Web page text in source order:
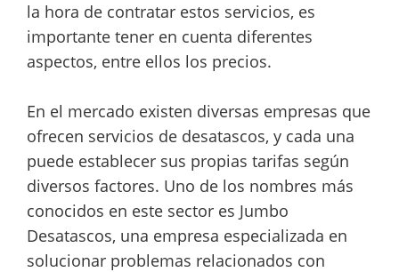
la hora de contratar estos servicios, es
importante tener en cuenta diferentes
aspectos, entre ellos los precios.
En el mercado existen diversas empresas que
ofrecen servicios de desatascos, y cada una
puede establecer sus propias tarifas según
diversos factores. Uno de los nombres más
conocidos en este sector es Jumbo
Desatascos, una empresa especializada en
solucionar problemas relacionados con